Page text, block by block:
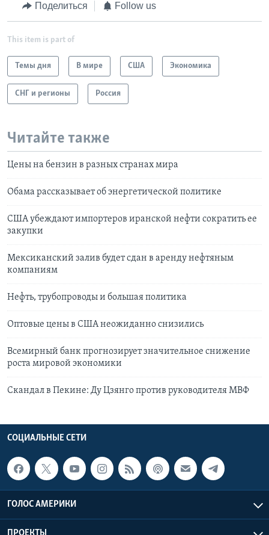
Поделиться Follow us
This item is part of
Темы дня В мире США Экономика
СНГ и регионы Россия
Читайте также
Цены на бензин в разных странах мира
Обама рассказывает об энергетической политике
США убеждают импортеров иранской нефти сократить ее
закупки
Мексиканский залив будет сдан в аренду нефтяным
компаниям
Нефть, трубопроводы и большая политика
Оптовые цены в США неожиданно снизились
Всемирный банк прогнозирует значительное снижение
роста мировой экономики
Скандал в Пекине: Ду Цзянго против руководителя МВФ
СОЦИАЛЬНЫЕ СЕТИ
ГОЛОС АМЕРИКИ
ПРОЕКТЫ